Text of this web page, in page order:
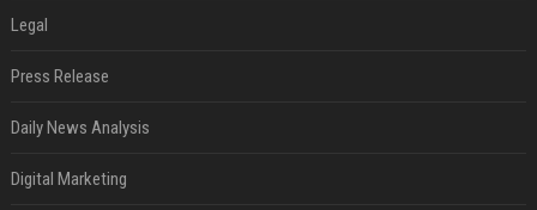
Legal
Press Release
Daily News Analysis
Digital Marketing